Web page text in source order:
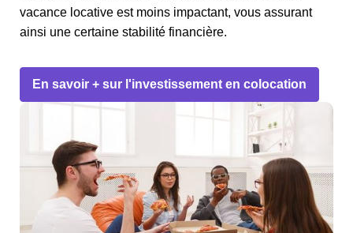
vacance locative est moins impactant, vous assurant
ainsi une certaine stabilité financière.
En savoir + sur l'investissement en colocation